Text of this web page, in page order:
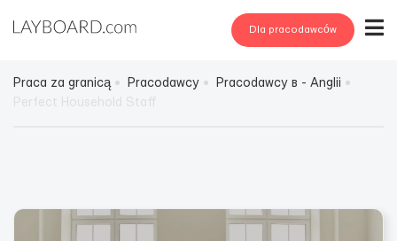
Dla pracodawców
Praca za granicą Pracodawcy
Pracodawcy в - Anglii